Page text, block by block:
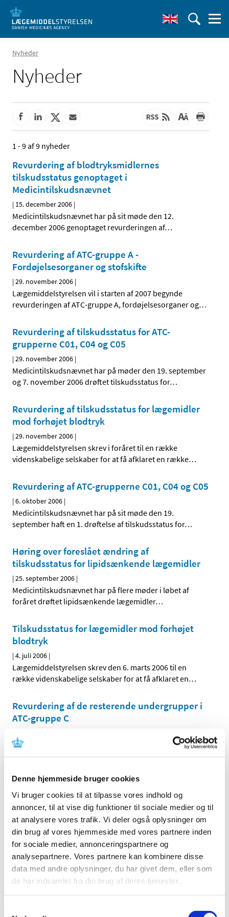
Denne hjemmeside bruger cookies
Vi bruger cookies til at tilpasse vores indhold og
annoncer, til at vise dig funktioner til sociale medier og til
at analysere vores trafik. Vi deler også oplysninger om
din brug af vores hjemmeside med vores partnere inden
for sociale medier, annonceringspartnere og
analysepartnere. Vores partnere kan kombinere disse
data med andre oplysninger, du har givet dem, eller som
de har indsamlet fra din brug af deres tjenester.
Nyheder
Nyheder
1 - 9 af 9 nyheder
Revurdering af blodtryksmidlernes
tilskudsstatus genoptaget i
Medicintilskudsnævnet
| 15. december 2006 |
Medicintilskudsnævnet har på sit møde den 12.
december 2006 genoptaget revurderingen af…
Revurdering af ATC-gruppe A -
Fordøjelsesorganer og stofskifte
|29. november 2006 |
Lægemiddelstyrelsen vil i starten af 2007 begynde
revurderingen af ATC-gruppe A, fordøjelsesorganer og…
Revurdering af tilskudsstatus for ATC-
grupperne C01, C04 og C05
|29. november 2006 |
Medicintilskudsnævnet har på møder den 19. september
og 7. november 2006 drøftet tilskudsstatus for…
Revurdering af tilskudsstatus for lægemidler
mod forhøjet blodtryk
|29. november 2006 |
Lægemiddelstyrelsen skrev i foråret til en række
videnskabelige selskaber for at få afklaret en række…
Revurdering af ATC-grupperne C01, C04 og C05
|6. oktober 2006 |
Medicintilskudsnævnet har på sit møde den 19.
september haft en 1. drøftelse af tilskudsstatus for…
Høring over foreslået ændring af
tilskudsstatus for lipidsænkende lægemidler
|25. september 2006 |
Medicintilskudsnævnet har på flere møder i løbet af
foråret drøftet lipidsænkende lægemidler…
Tilskudsstatus for lægemidler mod forhøjet
blodtryk
|4. juli 2006 |
Lægemiddelstyrelsen skrev den 6. marts 2006 til en
række videnskabelige selskaber for at få afklaret en…
Revurdering af de resterende undergrupper i
ATC-gruppe C
Lægemiddelstyrelsen har tidligere informeret
virksomheder og en række videnskabelige selskaber…
Brev til videnskabelige selskaber om
blodtryksbehandling
|7. marts 2006 |
Som et led i arbejdet med revurdering af lægemidlers
tilskudsstatus er Lægemiddelstyrelsen begyndt at se på…
Alle (2506)
TID